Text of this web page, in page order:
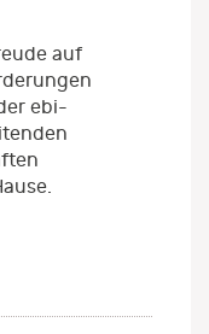
auf
ebi-